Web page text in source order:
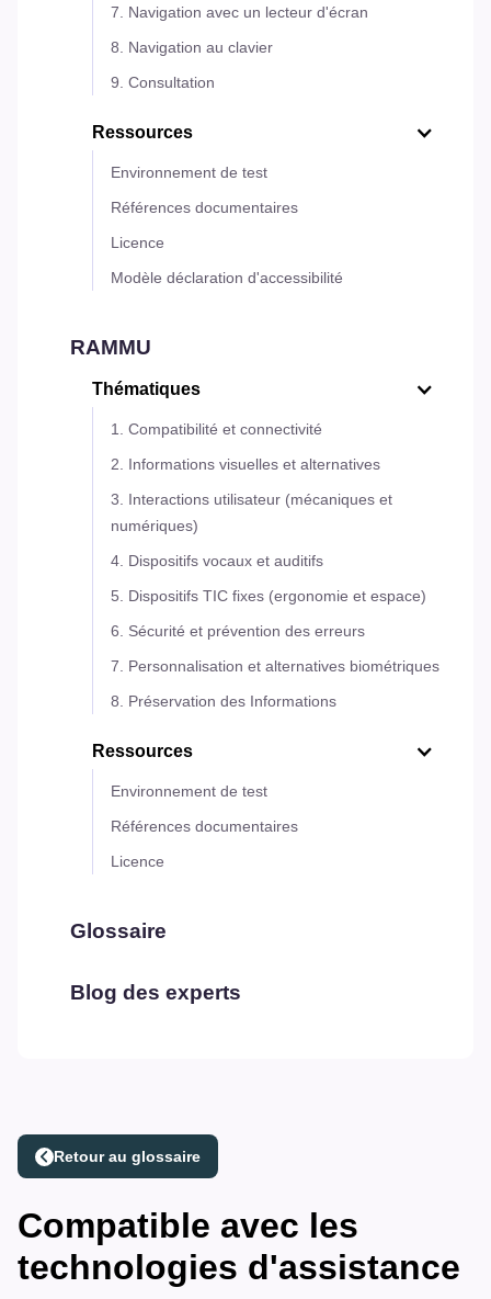
7. Navigation avec un lecteur d'écran
8. Navigation au clavier
9. Consultation
Ressources
Environnement de test
Références documentaires
Licence
Modèle déclaration d'accessibilité
RAMMU
Thématiques
1. Compatibilité et connectivité
2. Informations visuelles et alternatives
3. Interactions utilisateur (mécaniques et
numériques)
4. Dispositifs vocaux et auditifs
5. Dispositifs TIC fixes (ergonomie et espace)
6. Sécurité et prévention des erreurs
7. Personnalisation et alternatives biométriques
8. Préservation des Informations
Ressources
Environnement de test
Références documentaires
Licence
Glossaire
Blog des experts
Retour au glossaire
Compatible avec les
technologies d'assistance